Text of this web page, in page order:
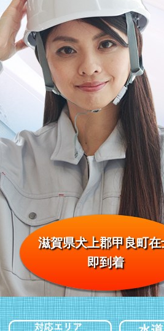
滋賀県犬上郡甲良町在
即到着